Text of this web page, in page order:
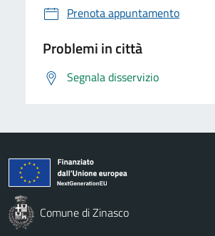
Prenota appuntamento
Problemi in città
Segnala disservizio
Comune di Zinasco